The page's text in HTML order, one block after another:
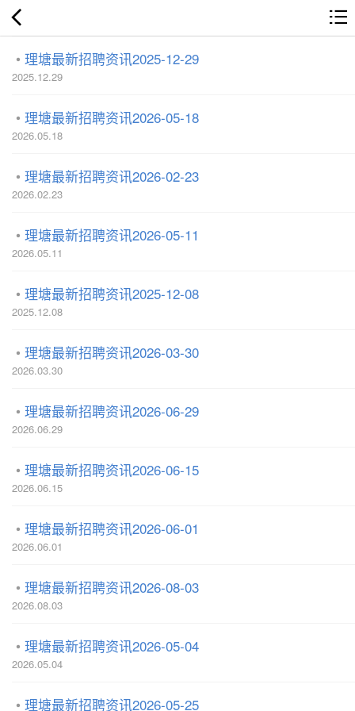
理塘最新招聘资讯2025-12-29
2025.12.29
理塘最新招聘资讯2026-05-18
2026.05.18
理塘最新招聘资讯2026-02-23
2026.02.23
理塘最新招聘资讯2026-05-11
2026.05.11
理塘最新招聘资讯2025-12-08
2025.12.08
理塘最新招聘资讯2026-03-30
2026.03.30
理塘最新招聘资讯2026-06-29
2026.06.29
理塘最新招聘资讯2026-06-15
2026.06.15
理塘最新招聘资讯2026-06-01
2026.06.01
理塘最新招聘资讯2026-08-03
2026.08.03
理塘最新招聘资讯2026-05-04
2026.05.04
理塘最新招聘资讯2026-05-25